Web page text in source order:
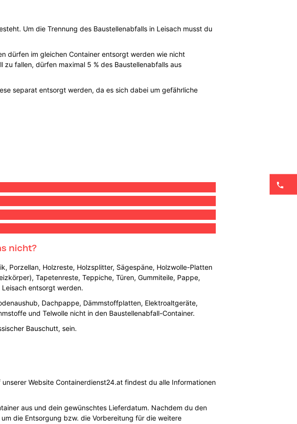
Um die Trennung des Baustellenabfalls in Leisach musst du
dürfen im gleichen Container entsorgt werden wie nicht
fallen, dürfen maximal 5 % des Baustellenabfalls aus
separat entsorgt werden, da es sich dabei um gefährliche
nicht?
Porzellan, Holzreste, Holzsplitter, Sägespäne, Holzwolle-Platten
Tapetenreste, Teppiche, Türen, Gummiteile, Pappe,
entsorgt werden.
Dachpappe, Dämmstoffplatten, Elektroaltgeräte,
und Telwolle nicht in den Baustellenabfall-Container.
Bauschutt, sein.
Website Containerdienst24.at findest du alle Informationen
aus und dein gewünschtes Lieferdatum. Nachdem du den
die Entsorgung bzw. die Vorbereitung für die weitere